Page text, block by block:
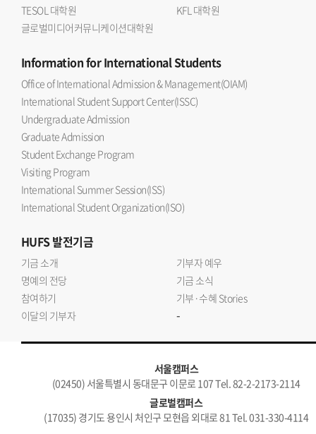
TESOL 대학원
KFL 대학원
글로벌미디어커뮤니케이션대학원
Informationfor International Students
Office of International Admission & Management(OIAM)
International Student Support Center(ISSC)
Undergraduate Admission
Graduate Admission
Student Exchange Program
Visiting Program
International Summer Session(ISS)
International Student Organization(ISO)
HUFS발전기금
기금 소개
기부자 예우
명예의 전당
기금 소식
참여하기
기부·수혜 Stories
이달의 기부자
-
서울캠퍼스
(02450) 서울특별시 동대문구 이문로 107 Tel. 82-2-2173-2114
글로벌캠퍼스
(17035) 경기도 용인시 처인구 모현읍 외대로 81 Tel. 031-330-4114